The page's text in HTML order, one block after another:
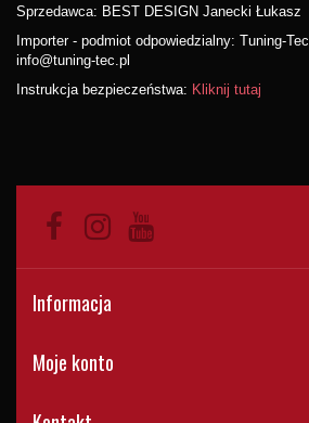
Sprzedawca: BEST DESIGN Janecki Łukasz
Importer - podmiot odpowiedzialny: Tuning-
info@tuning-tec.pl
Instrukcja bezpieczeństwa: Kliknij tutaj
Informacja
Moje konto